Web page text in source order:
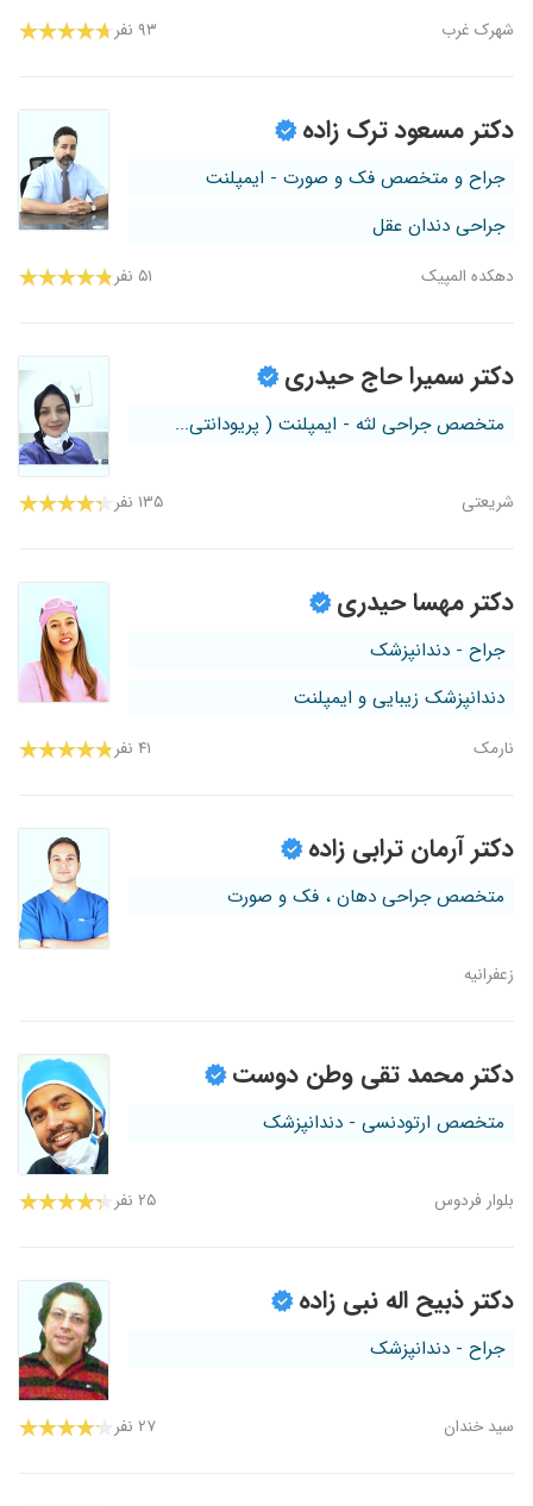
شهرک غرب ۹۳ نفر
دکتر مسعود ترک زاده
جراح و متخصص فک و صورت - ایمپلنت
جراحی دندان عقل
دهکده المپیک ۵۱ نفر
دکتر سمیرا حاج حیدری
متخصص جراحی لثه - ایمپلنت ( پریودانتی...
شریعتی ۱۳۵ نفر
دکتر مهسا حیدری
جراح - دندانپزشک
دندانپزشک زیبایی و ایمپلنت
نارمک ۴۱ نفر
دکتر آرمان ترابی زاده
متخصص جراحی دهان ، فک و صورت
زعفرانیه
دکتر محمد تقی وطن دوست
متخصص ارتودنسی - دندانپزشک
بلوار فردوس ۲۵ نفر
دکتر ذبیح اله نبی زاده
جراح - دندانپزشک
سید خندان ۲۷ نفر